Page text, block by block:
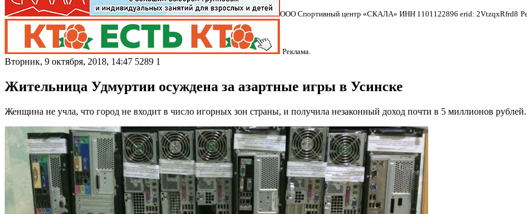
ООО Спортивный центр «СКАЛА» ИНН 1101122896 erid: 2VtzqxRfrd8
Реклама.
Вторник, 9 октября, 2018, 14:47 5289 1
Жительница Удмуртии осуждена за азартные игры в Усинске
Женщина не учла, что город не входит в число игорных зон страны, и получила незаконный доход почти в 5 миллионов рублей.